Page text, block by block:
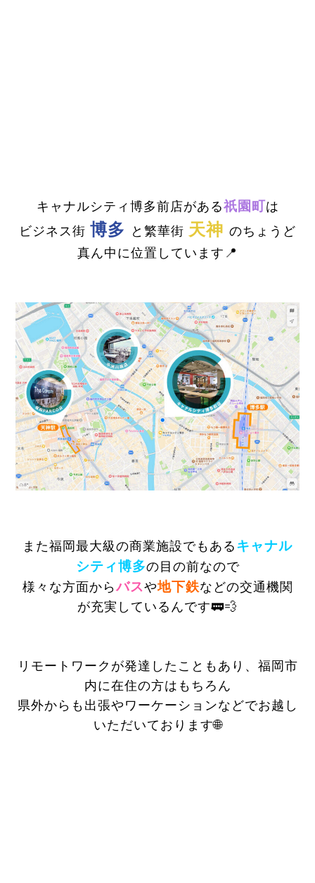
キャナルシティ博多前店がある祇園町は
ビジネス街 博多 と繁華街 天神 のちょうど
真ん中に位置しています📍
また福岡最大級の商業施設でもある キャナル
シティ博多の目の前なので
様々な方面からバスや地下鉄などの交通機関
が充実しているんです🚃💨
リモートワークが発達したこともあり、福岡市
内に在住の方はもちろん
県外からも出張やワーケーションなどでお越し
いただいております🌐